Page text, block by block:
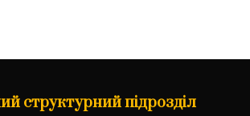
структурний підрозділ